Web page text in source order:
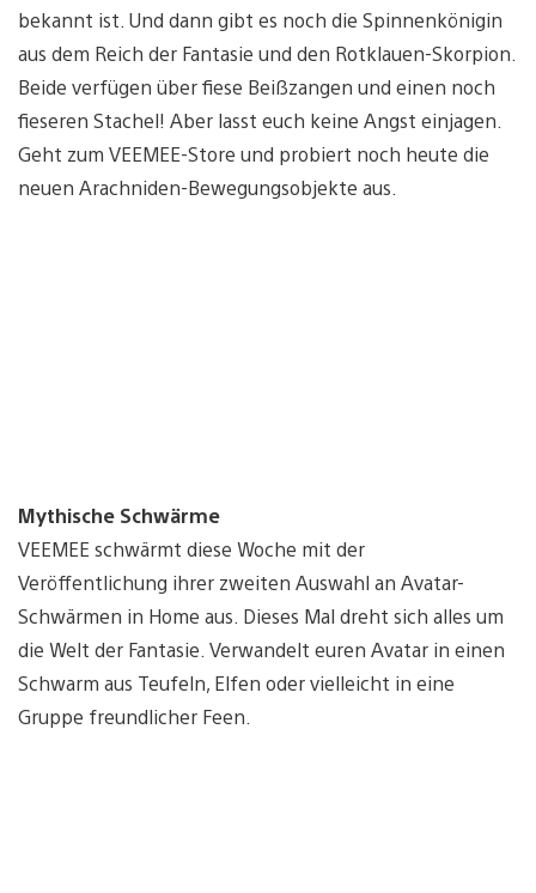
bekannt ist. Und dann gibt es noch die Spinnenkönigin
aus dem Reich der Fantasie und den Rotklauen-Skorpion.
Beide verfügen über fiese Beißzangen und einen noch
fieseren Stachel! Aber lasst euch keine Angst einjagen.
Geht zum VEEMEE-Store und probiert noch heute die
neuen Arachniden-Bewegungsobjekte aus.
Mythische Schwärme
VEEMEE schwärmt diese Woche mit der
Veröffentlichung ihrer zweiten Auswahl an Avatar-
Schwärmen in Home aus. Dieses Mal dreht sich alles um
die Welt der Fantasie. Verwandelt euren Avatar in einen
Schwarm aus Teufeln, Elfen oder vielleicht in eine
Gruppe freundlicher Feen.